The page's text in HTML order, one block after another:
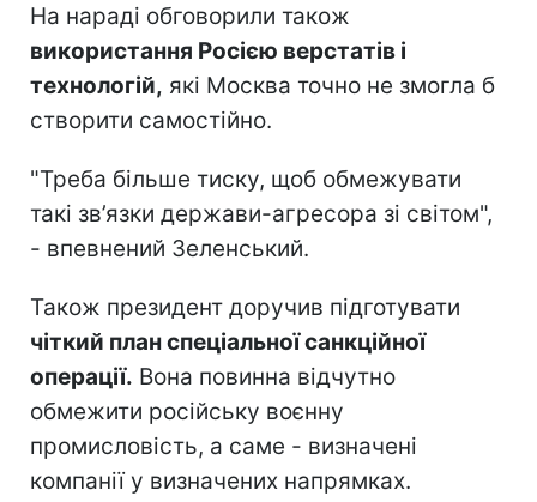
На нараді обговорили також
використання Росією верстатів і
технологій, які Москва точно не змогла б
створити самостійно.
"Треба більше тиску, щоб обмежувати
такі зв’язки держави-агресора зі світом",
- впевнений Зеленський.
Також президент доручив підготувати
чіткий план спеціальної санкційної
операції. Вона повинна відчутно
обмежити російську воєнну
промисловість, а саме - визначені
компанії у визначених напрямках.